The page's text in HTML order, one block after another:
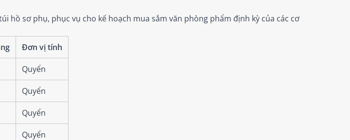
hồ sơ phụ, phục vụ cho kế hoạch mua sắm văn phòng phẩm định kỳ của các cơ
Đơn vị tính
Quyển
Quyển
Quyển
Quyển